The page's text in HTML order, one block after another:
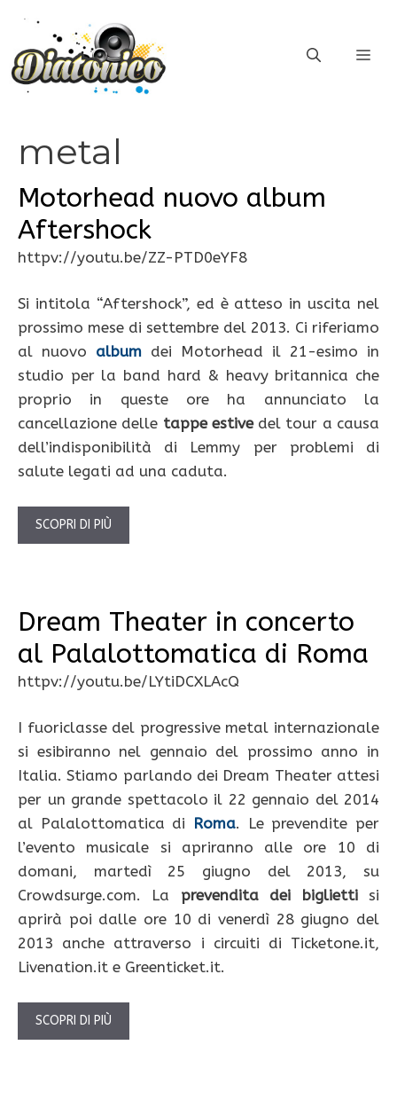
contenuto
metal
Motorhead nuovo album
Aftershock
httpv://youtu.be/ZZ-PTD0eYF8
Si intitola “Aftershock”, ed è atteso in uscita nel
prossimo mese di settembre del 2013. Ci riferiamo
al nuovo album dei Motorhead il 21-esimo in
studio per la band hard & heavy britannica che
proprio in queste ore ha annunciato la
cancellazione delle tappe estivedel tour a causa
dell’indisponibilità di Lemmy per problemi di
salute legati ad una caduta.
SCOPRI DI PIÙ
Dream Theater in concerto
al Palalottomatica di Roma
httpv://youtu.be/LYtiDCXLAcQ
I fuoriclasse del progressive metal internazionale
si esibiranno nel gennaio del prossimo anno in
Italia. Stiamo parlando dei Dream Theater attesi
per un grande spettacolo il 22 gennaio del 2014
al Palalottomatica di Roma. Le prevendite per
l’evento musicale si apriranno alle ore 10 di
domani, martedì 25 giugno del 2013, su
Crowdsurge.com. La prevendita dei bigliettisi
aprirà poi dalle ore 10 di venerdì 28 giugno del
2013 anche attraverso i circuiti di Ticketone.it,
Livenation.it e Greenticket.it.
SCOPRI DI PIÙ